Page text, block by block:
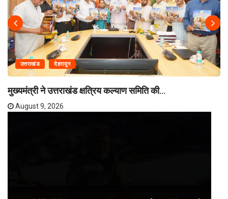
उत्तराखंड देहरादून
मुख्यमंत्री ने उत्तराखंड क्षत्रिय कल्याण समिति की...
August 9, 2026